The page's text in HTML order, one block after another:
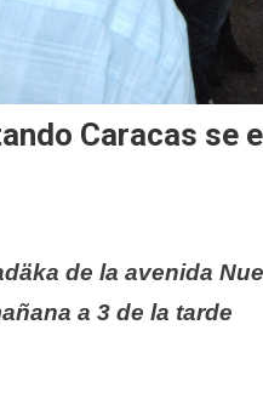
Caracas se
de la avenida
ñana a 3 de la tarde